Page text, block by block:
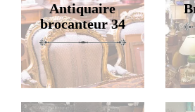
Antiquaire
brocanteur 34